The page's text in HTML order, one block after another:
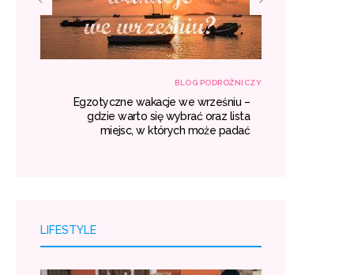
BLOG PODRÓŻNICZY
Egzotyczne wakacje we wrześniu –
gdzie warto się wybrać oraz lista
miejsc, w których może padać
LIFESTYLE